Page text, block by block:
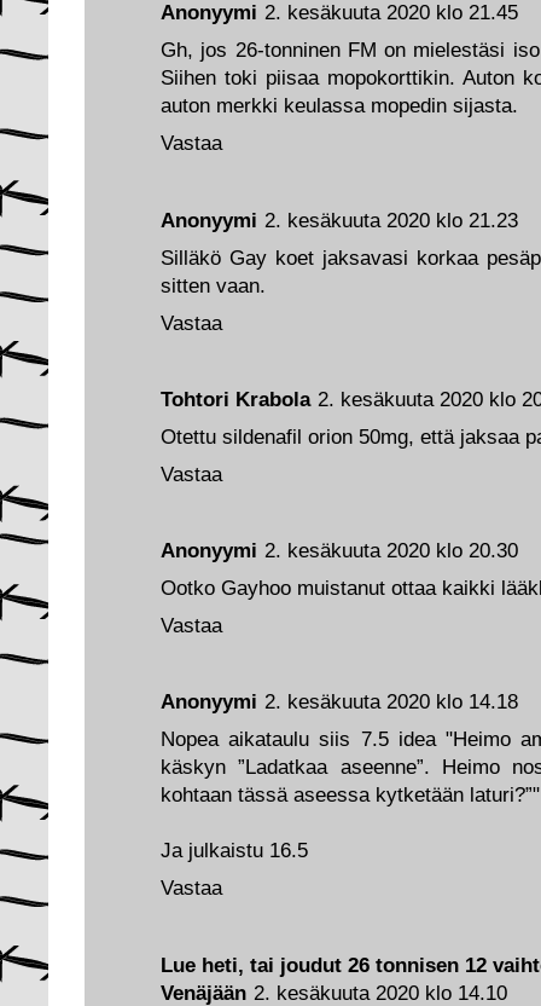
Lue heti, tai joudut 26 tonnisen 12
Venäjään 2. kesäkuuta 2020 klo 14.10
Anonyymi 2. kesäkuuta 2020 klo 14.18
Nopea aikataulu siis 7.5 idea "Heimo
käskyn ”Ladatkaa aseenne”. Heimo
kohtaan tässä aseessa kytketään laturi?”"
Ja julkaistu 16.5
Vastaa
Anonyymi 2. kesäkuuta 2020 klo 20.30
Ootko Gayhoo muistanut ottaa kaikki
Vastaa
Tohtori Krabola 2. kesäkuuta 2020 klo
Otettu sildenafil orion 50mg, että jaksaa
Vastaa
Anonyymi 2. kesäkuuta 2020 klo 21.23
Silläkö Gay koet jaksavasi korkaa
sitten vaan.
Vastaa
Anonyymi 2. kesäkuuta 2020 klo 21.45
Gh, jos 26-tonninen FM on mielestäsi
Siihen toki piisaa mopokorttikin. Auton
auton merkki keulassa mopedin sijasta.
Vastaa